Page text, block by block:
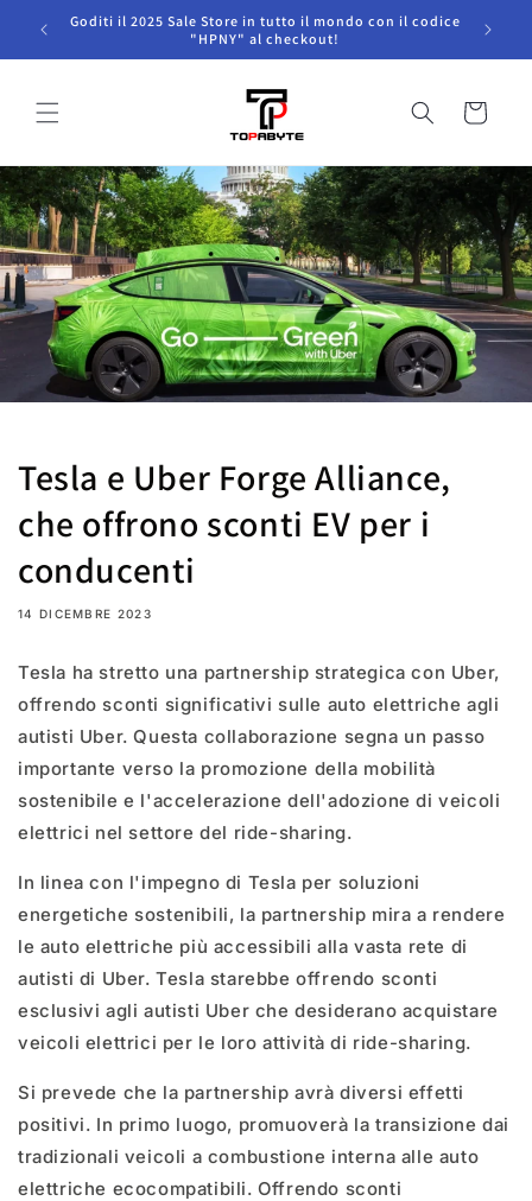
Salta al
contenuto
Goditi il ​​2025 Sale Store in tutto il mondo con il codice
"HPNY" al checkout!
Carrello
Tesla e Uber Forge Alliance,
che offrono sconti EV per i
conducenti
14 DICEMBRE 2023
Tesla ha stretto una partnership strategica con Uber,
offrendo sconti significativi sulle auto elettriche agli
autisti Uber. Questa collaborazione segna un passo
importante verso la promozione della mobilità
sostenibile e l'accelerazione dell'adozione di veicoli
elettrici nel settore del ride-sharing.
In linea con l'impegno di Tesla per soluzioni
energetiche sostenibili, la partnership mira a rendere
le auto elettriche più accessibili alla vasta rete di
autisti di Uber. Tesla starebbe offrendo sconti
esclusivi agli autisti Uber che desiderano acquistare
veicoli elettrici per le loro attività di ride-sharing.
Si prevede che la partnership avrà diversi effetti
positivi. In primo luogo, promuoverà la transizione dai
tradizionali veicoli a combustione interna alle auto
elettriche ecocompatibili. Offrendo sconti